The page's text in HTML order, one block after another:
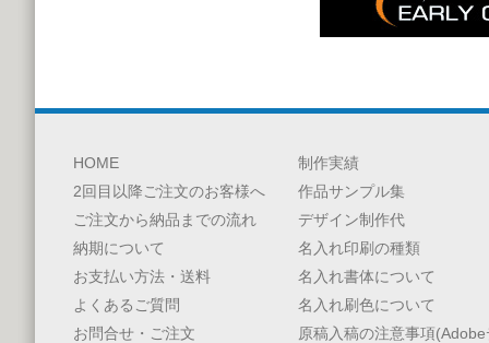
HOME
2回目以降ご注文のお客様へ
ご注文から納品までの流れ
納期について
お支払い方法・送料
よくあるご質問
お問合せ・ご注文
制作実績
作品サンプル集
デザイン制作代
名入れ印刷の種類
名入れ書体について
名入れ刷色について
原稿入稿の注意事項